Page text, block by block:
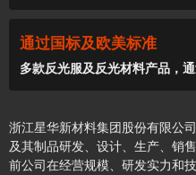
通过国标及欧美标准
多款反光服及反光材料产品，
浙江星华新材料集团股份有限公
及其制品研发、设计、生产、销
前公司在经营规模、研发实力和